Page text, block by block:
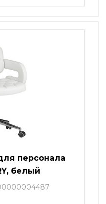
персонала
белый